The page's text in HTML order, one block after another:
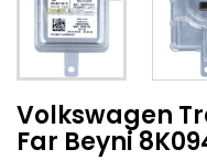
Volkswagen
Far Beyni